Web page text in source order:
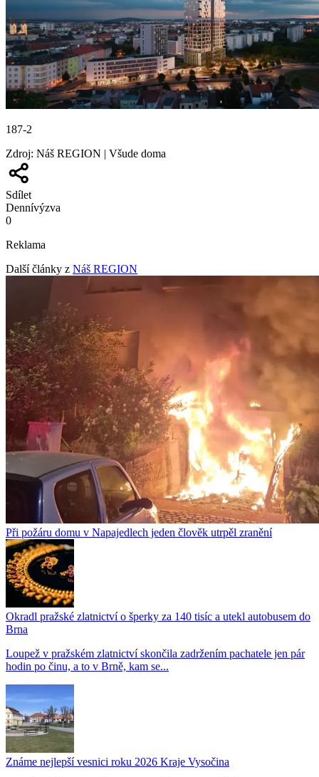
187-2
Zdroj: Náš REGION | Všude doma
Sdílet
Dennívýzva
0
Reklama
Další články z Náš REGION
Při požáru domu v Napajedlech jeden člověk utrpěl zranění
Okradl pražské zlatnictví o šperky za 140 tisíc a utekl autobusem do
Brna
Loupež v pražském zlatnictví skončila zadržením pachatele jen pár
hodin po činu, a to v Brně, kam se...
Známe nejlepší vesnici roku 2026 Kraje Vysočina